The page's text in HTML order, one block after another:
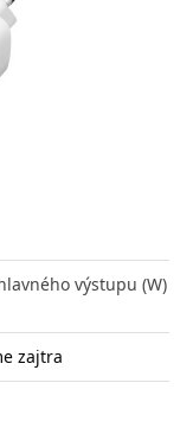
výstupu (W)
zajtra